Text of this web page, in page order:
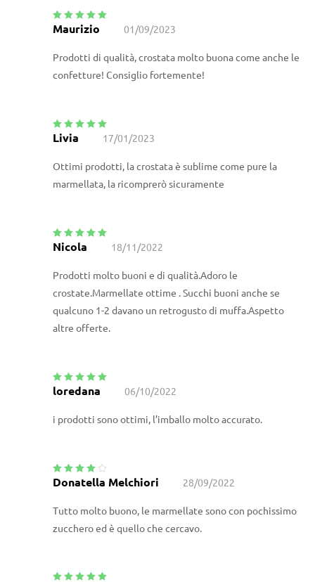
Valutato5su
Maurizio 01/09/2023
Prodotti di qualità, crostata molto buona come anche le
confetture! Consiglio fortemente!
Valutato
Livia 17/01/2023
Ottimi prodotti, la crostata è sublime come pure la
marmellata, la ricomprerò sicuramente
Valutato5
5
Nicola 18/11/2022
Prodotti molto buoni e di qualità.Adoro le
crostate.Marmellate ottime . Succhi buoni anche se
qualcuno 1-2 davano un retrogusto di muffa.Aspetto
altre offerte.
Valutato5su
5
loredana 06/10/2022
i prodotti sono ottimi, l’imballo molto accurato.
Valutato4
su 5
Donatella Melchiori 28/09/2022
Tutto molto buono, le marmellate sono con pochissimo
zucchero ed è quello che cercavo.